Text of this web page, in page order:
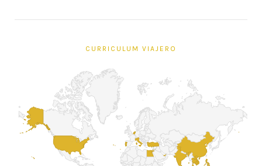
CURRICULUM VIAJERO